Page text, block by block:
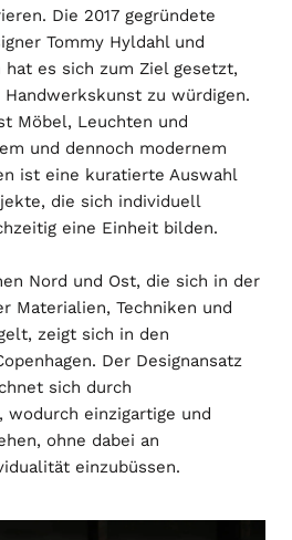
Die 2017 gegründete
Tommy Hyldahl und
hat es sich zum Ziel gesetzt,
zu würdigen.
Möbel, Leuchten und
und dennoch modernem
ist eine kuratierte Auswahl
die sich individuell
eine Einheit bilden.
Nord und Ost, die sich in der
Materialien, Techniken und
zeigt sich in den
Der Designansatz
sich durch
einzigartige und
ohne dabei an
einzubüssen.